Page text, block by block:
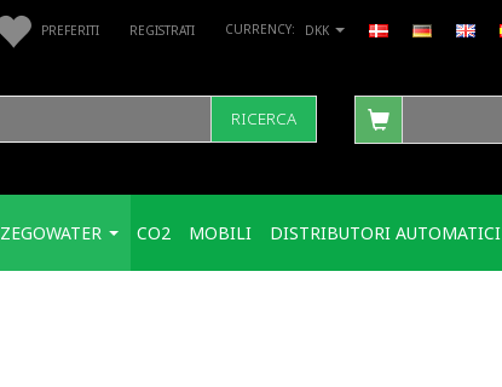
DKK
PREFERITI REGISTRATI
RICERCA
ZEGOWATER CO2 MOBILI DISTRIBUTORI AUTOMATICI